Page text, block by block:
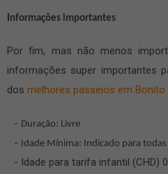
Informações importantes
Por fim, mas não menos
informações super importantes
dos melhores passeios em Bonito
Duração: Livre
Idade Mínima: Indicado para todas
Idade para tarifa infantil (CHD)